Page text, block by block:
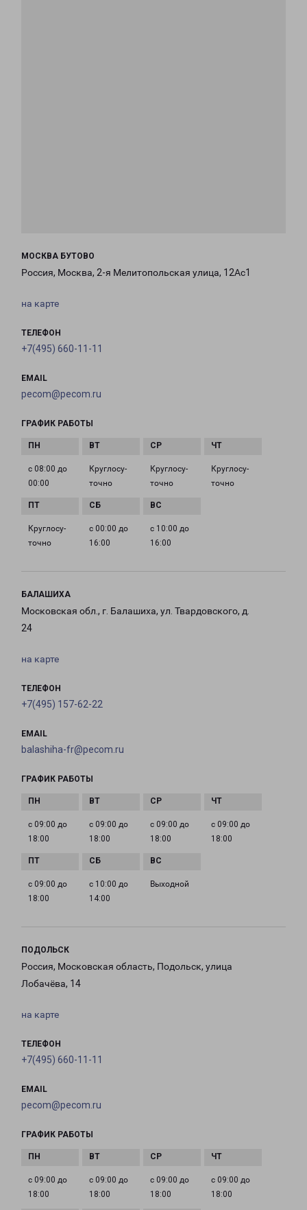
МОСКВА БУТОВО
Россия, Москва, 2-я Мелитопольская улица, 12Ас1
на карте
ТЕЛЕФОН
+7(495) 660-11-11
EMAIL
pecom@pecom.ru
ГРАФИК РАБОТЫ
с 08:00 до
00:00
Круглосу­
точно
Круглосу­
точно
Круглосу­
точно
Круглосу­
точно
с 00:00 до
16:00
с 10:00 до
16:00
БАЛАШИХА
Московская обл., г. Балашиха, ул. Твардовского, д.
24
на карте
ТЕЛЕФОН
+7(495) 157-62-22
EMAIL
balashiha-fr@pecom.ru
ГРАФИК РАБОТЫ
с 09:00 до
18:00
с 09:00 до
18:00
с 09:00 до
18:00
с 09:00 до
18:00
с 09:00 до
18:00
с 10:00 до
14:00
Выходной
ПОДОЛЬСК
Россия, Московская область, Подольск, улица
Лобачёва, 14
на карте
ТЕЛЕФОН
+7(495) 660-11-11
EMAIL
pecom@pecom.ru
ГРАФИК РАБОТЫ
с 09:00 до
18:00
с 09:00 до
18:00
с 09:00 до
18:00
с 09:00 до
18:00